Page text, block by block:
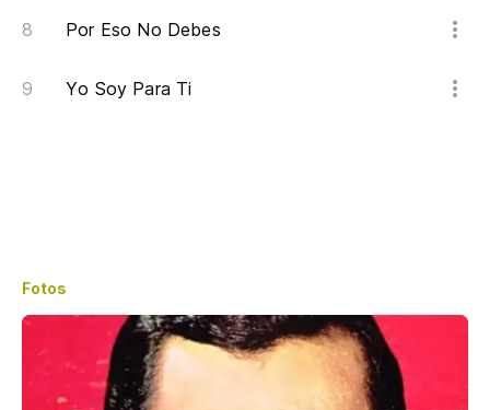
Por Eso No Debes
Yo Soy Para Ti
Fotos